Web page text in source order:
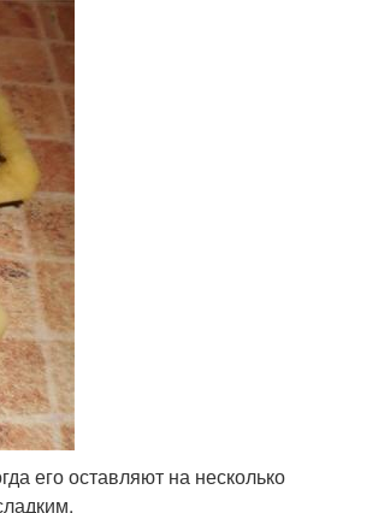
его оставляют на несколько